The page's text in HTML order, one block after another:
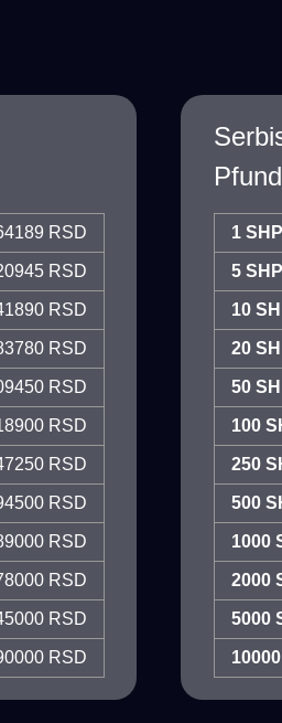
RSD
RSD
RSD
RSD
RSD
RSD
RSD
RSD
RSD
RSD
RSD
RSD
1 SHP
5 SHP
10
20
50
100
250
500
1000
2000
5000